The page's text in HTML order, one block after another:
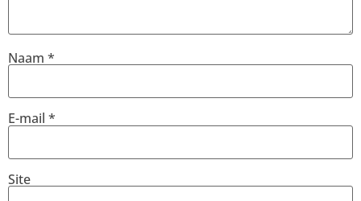
Naam *
E-mail *
Site